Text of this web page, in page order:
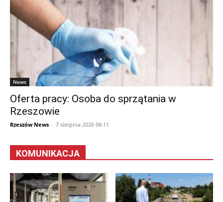
News
Oferta pracy: Osoba do sprzątania w
Rzeszowie
Rzeszów News - 7 sierpnia 2026 06:11
KOMUNIKACJA